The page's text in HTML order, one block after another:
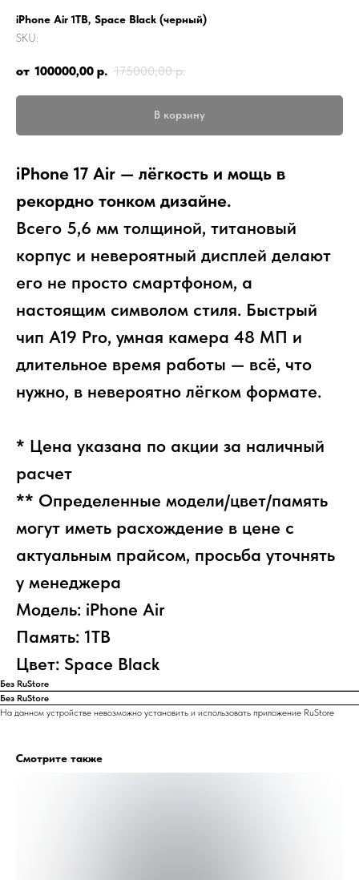
iPhone Air 1TB, Space Black (черный)
SKU:
100000,00 р. 175000,00 р.
В корзину
iPhone 17 Air — лёгкость и мощь в
рекордно тонком дизайне.
Всего 5,6 мм толщиной, титановый
корпус и невероятный дисплей делают
его не просто смартфоном, а
настоящим символом стиля. Быстрый
чип A19 Pro, умная камера 48 МП и
длительное время работы — всё, что
нужно, в невероятно лёгком формате.
* Цена указана по акции за наличный
расчет
** Определенные модели/цвет/память
могут иметь расхождение в цене с
актуальным прайсом, просьба уточнять
у менеджера
Модель: iPhone Air
Память: 1TB
Цвет: Space Black
Без RuStore
Без RuStore
На данном устройстве невозможно установить и использовать приложение RuStore
Смотрите также